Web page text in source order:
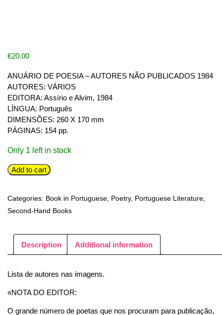
€20.00
ANUÁRIO DE POESIA – AUTORES NÃO PUBLICADOS 1984
AUTORES: VÁRIOS
EDITORA: Assírio e Alvim, 1984
LÍNGUA: Português
DIMENSÕES: 260 X 170 mm
PÁGINAS: 154 pp.
Only 1 left in stock
ANUÁRIO
POESIA
-
NÃO
PUBLICADOS
-
1984
Add to cart
Categories: Book in Portuguese, Poetry, Portuguese Literature,
Second-Hand Books
Description Additional information
Lista de autores nas imagens.
«NOTA DO EDITOR:
O grande número de poetas que nos procuram para publicação,